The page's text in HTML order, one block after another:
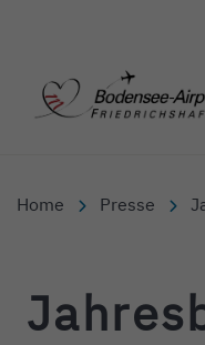
Home Presse